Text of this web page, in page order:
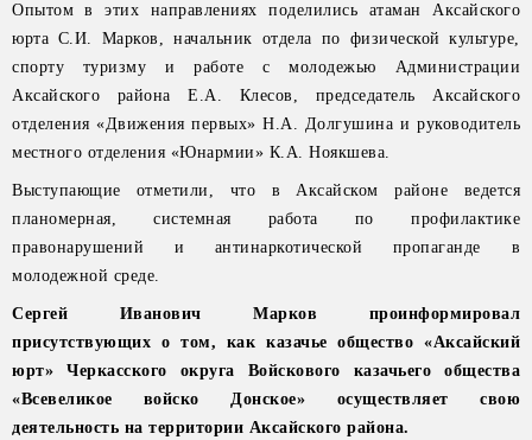
Опытом в этих направлениях поделились атаман Аксайского
юрта С.И. Марков, начальник отдела по физической культуре,
спорту туризму и работе с молодежью Администрации
Аксайского района Е.А. Клесов, председатель Аксайского
отделения «Движения первых» Н.А. Долгушина и руководитель
местного отделения «Юнармии» К.А. Ноякшева.
Выступающие отметили, что в Аксайском районе ведется
планомерная, системная работа по профилактике
правонарушений и антинаркотической пропаганде в
молодежной среде.
Сергей Иванович Марков проинформировал
присутствующих о том, как казачье общество «Аксайский
юрт» Черкасского округа Войскового казачьего общества
«Всевеликое войско Донское» осуществляет свою
деятельность на территории Аксайского района.